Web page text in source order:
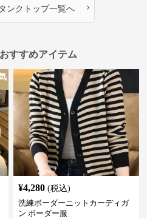
ンクトップ一覧へ ›
すすめアイテム
¥4,280 (税込)
洗練ボーダーニットカーディガ
ン ボーダー服